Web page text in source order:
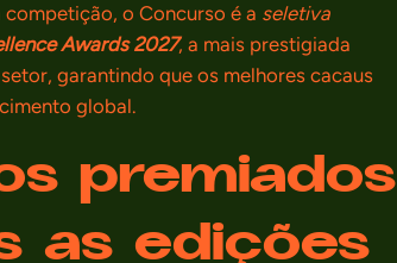
o Concurso é a seletiva
Awards 2027, a mais prestigiada
garantindo que os melhores cacaus
global.
premiados
as edições